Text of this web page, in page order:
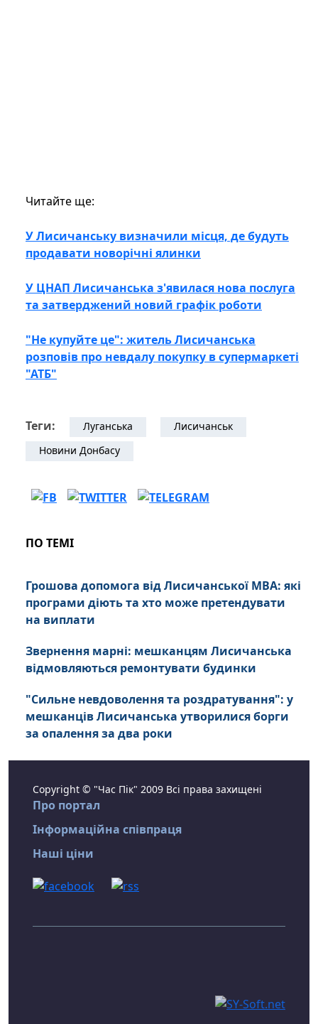
Читайте ще:
У Лисичанську визначили місця, де будуть
продавати новорічні ялинки
У ЦНАП Лисичанська з'явилася нова послуга
та затверджений новий графік роботи
"Не купуйте це": житель Лисичанська
розповів про невдалу покупку в супермаркеті
"АТБ"
Теги: Луганська
Лисичанськ
Новини Донбасу
ПО ТЕМІ
Грошова допомога від Лисичанської МВА: які
програми діють та хто може претендувати
на виплати
Звернення марні: мешканцям Лисичанська
відмовляються ремонтувати будинки
"Сильне невдоволення та роздратування": у
мешканців Лисичанська утворилися борги
за опалення за два роки
Copyright © "Час Пік" 2009 Всі права захищені
Про портал
Інформаційна співпраця
Наші ціни